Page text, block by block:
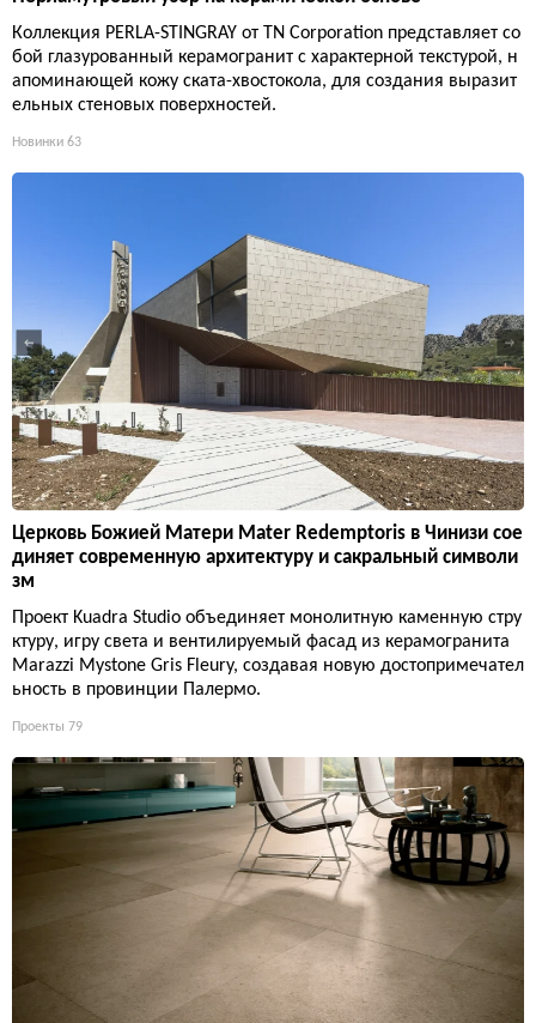
Коллекция PERLA-STINGRAY от TN Corporation представляет со
бой глазурованный керамогранит с характерной текстурой, н
апоминающей кожу ската-хвостокола, для создания выразит
ельных стеновых поверхностей.
Новинки 63
Церковь Божией Матери Mater Redemptoris в Чинизи сое
диняет современную архитектуру и сакральный символи
зм
Проект Kuadra Studio объединяет монолитную каменную стру
ктуру, игру света и вентилируемый фасад из керамогранита
Marazzi Mystone Gris Fleury, создавая новую достопримечател
ьность в провинции Палермо.
Проекты 79